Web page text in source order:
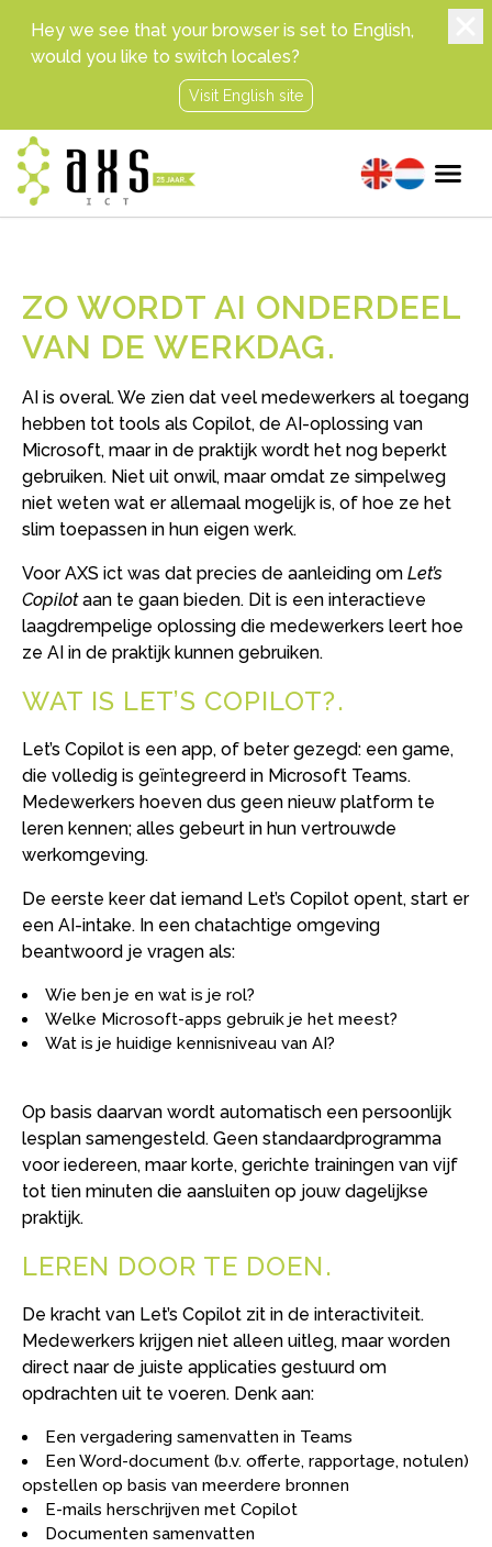
Hey we see that your browser is set to English,
would you like to switch locales?
Visit English site
ZO WORDT AI ONDERDEEL
VAN DE WERKDAG
AI is overal. We zien dat veel medewerkers al toegang
hebben tot tools als Copilot, de AI-oplossing van
Microsoft, maar in de praktijk wordt het nog beperkt
gebruiken. Niet uit onwil, maar omdat ze simpelweg
niet weten wat er allemaal mogelijk is, of hoe ze het
slim toepassen in hun eigen werk.
Voor AXS ict was dat precies de aanleiding om Let’s
Copilotaan te gaan bieden. Dit is een interactieve
laagdrempelige oplossing die medewerkers leert hoe
ze AI in de praktijk kunnen gebruiken.
WAT IS LET’S COPILOT?
Let’s Copilot is een app, of beter gezegd: een game,
die volledig is geïntegreerd in Microsoft Teams.
Medewerkers hoeven dus geen nieuw platform te
leren kennen; alles gebeurt in hun vertrouwde
werkomgeving.
De eerste keer dat iemand Let’s Copilot opent, start er
een AI-intake. In een chatachtige omgeving
beantwoord je vragen als:
Wie ben je en wat is je rol?
Welke Microsoft-apps gebruik je het meest?
Wat is je huidige kennisniveau van AI?
Op basis daarvan wordt automatisch een persoonlijk
lesplan samengesteld. Geen standaardprogramma
voor iedereen, maar korte, gerichte trainingen van vijf
tot tien minuten die aansluiten op jouw dagelijkse
praktijk.
LEREN DOOR TE DOEN
De kracht van Let’s Copilot zit in de interactiviteit.
Medewerkers krijgen niet alleen uitleg, maar worden
direct naar de juiste applicaties gestuurd om
opdrachten uit te voeren. Denk aan:
Een vergadering samenvatten in Teams
Een Word-document (b.v. offerte, rapportage, notulen)
opstellen op basis van meerdere bronnen
E-mails herschrijven met Copilot
Documenten samenvatten